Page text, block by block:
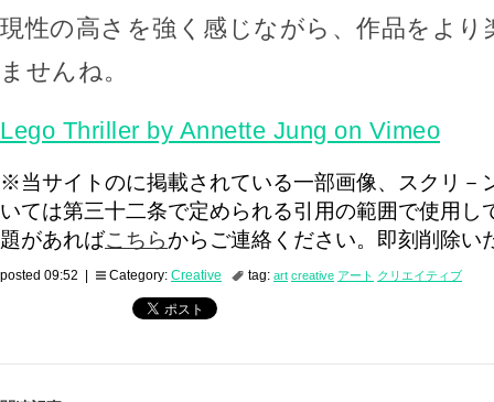
現性の高さを強く感じながら、作品をよ
ませんね。
Lego Thriller by Annette Jung on Vimeo
※当サイトのに掲載されている一部画像、スクリ－
いては第三十二条で定められる引用の範囲で使用し
題があればこちらからご連絡ください。即刻削除い
posted 09:52 | Category: Creative tag: art creative アート クリエイティブ